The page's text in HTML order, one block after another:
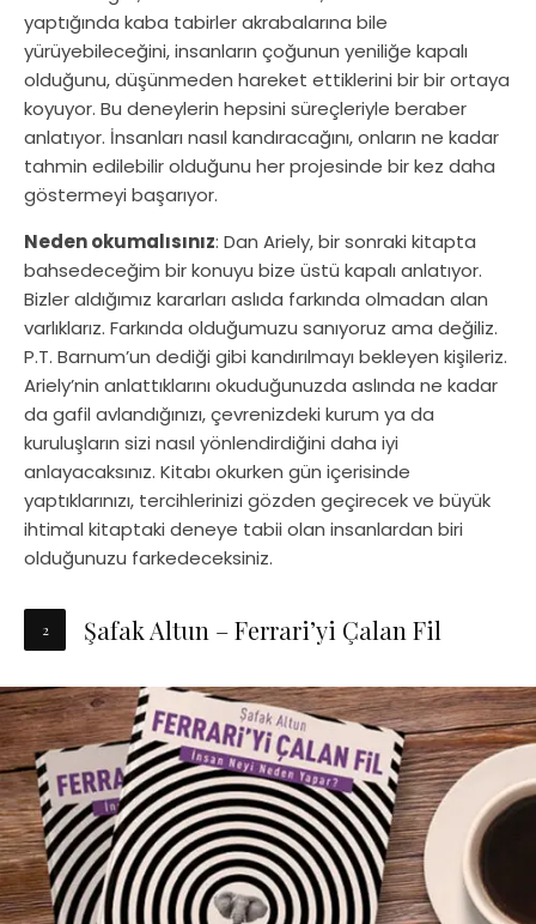
yaptığında kaba tabirler akrabalarına bile
yürüyebileceğini, insanların çoğunun yeniliğe kapalı
olduğunu, düşünmeden hareket ettiklerini bir bir ortaya
koyuyor. Bu deneylerin hepsini süreçleriyle beraber
anlatıyor. İnsanları nasıl kandıracağını, onların ne kadar
tahmin edilebilir olduğunu her projesinde bir kez daha
göstermeyi başarıyor.
Neden okumalısınız: Dan Ariely, bir sonraki kitapta
bahsedeceğim bir konuyu bize üstü kapalı anlatıyor.
Bizler aldığımız kararları aslıda farkında olmadan alan
varlıklarız. Farkında olduğumuzu sanıyoruz ama değiliz.
P.T. Barnum’un dediği gibi kandırılmayı bekleyen kişileriz.
Ariely’nin anlattıklarını okuduğunuzda aslında ne kadar
da gafil avlandığınızı, çevrenizdeki kurum ya da
kuruluşların sizi nasıl yönlendirdiğini daha iyi
anlayacaksınız. Kitabı okurken gün içerisinde
yaptıklarınızı, tercihlerinizi gözden geçirecek ve büyük
ihtimal kitaptaki deneye tabii olan insanlardan biri
olduğunuzu farkedeceksiniz.
Şafak Altun – Ferrari’yi Çalan Fil